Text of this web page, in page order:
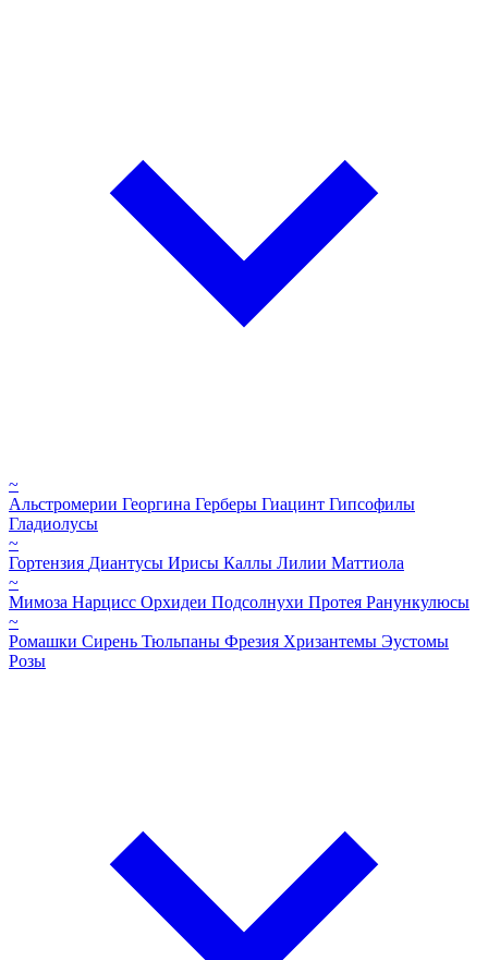
~
Альстромерии Георгина Герберы Гиацинт Гипсофилы
Гладиолусы
~
Гортензия Диантусы Ирисы Каллы Лилии Маттиола
~
Мимоза Нарцисс Орхидеи Подсолнухи Протея Ранункулюсы
~
Ромашки Сирень Тюльпаны Фрезия Хризантемы Эустомы
Розы